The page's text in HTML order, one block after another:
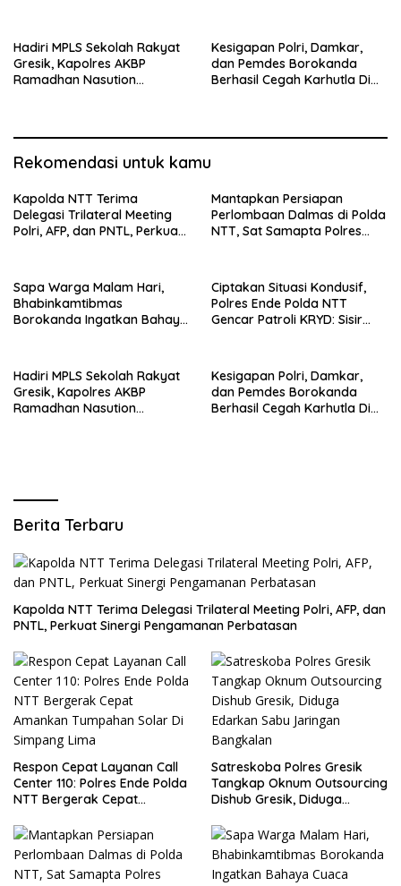
Hadiri MPLS Sekolah Rakyat
Gresik, Kapolres AKBP
Ramadhan Nasution
Kesigapan Polri, Damkar,
dan Pemdes Borokanda
Berhasil Cegah Karhutla Di
Rekomendasi untuk kamu
Kapolda NTT Terima
Delegasi Trilateral Meeting
Polri, AFP, dan PNTL, Perkuat
Mantapkan Persiapan
Perlombaan Dalmas di Polda
NTT, Sat Samapta Polres
Sapa Warga Malam Hari,
Bhabinkamtibmas
Borokanda Ingatkan Bahaya
Ciptakan Situasi Kondusif,
Polres Ende Polda NTT
Gencar Patroli KRYD: Sisir
Hadiri MPLS Sekolah Rakyat
Gresik, Kapolres AKBP
Ramadhan Nasution
Kesigapan Polri, Damkar,
dan Pemdes Borokanda
Berhasil Cegah Karhutla Di
Berita Terbaru
Kapolda NTT Terima Delegasi Trilateral Meeting Polri, AFP, dan
PNTL, Perkuat Sinergi Pengamanan Perbatasan
Respon Cepat Layanan Call
Center 110: Polres Ende Polda
NTT Bergerak Cepat
Simpang Lima
Satreskoba Polres Gresik
Tangkap Oknum Outsourcing
Dishub Gresik, Diduga
Bangkalan